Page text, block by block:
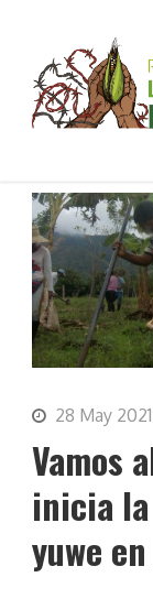
28 May 2021
Vamos
inicia
yuwe